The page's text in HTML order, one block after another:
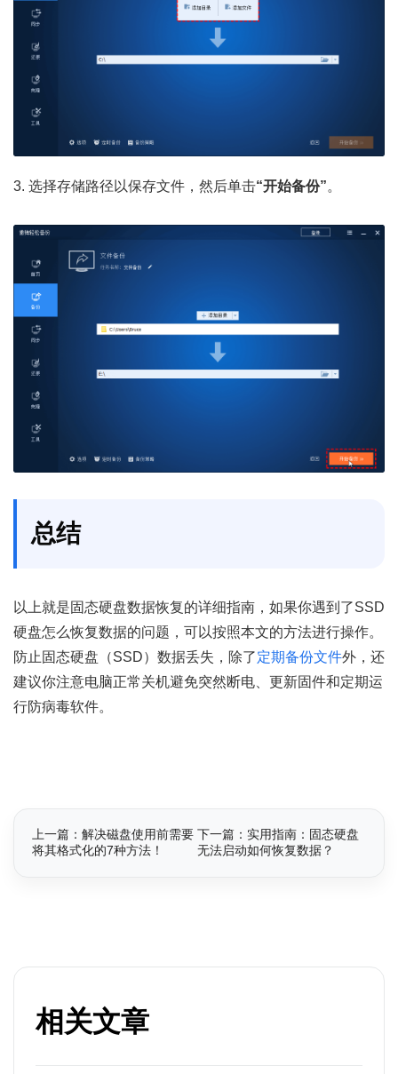
3. 选择存储路径以保存文件，然后单击“开始备份”。
总结
以上就是固态硬盘数据恢复的详细指南，如果你遇到了SSD
硬盘怎么恢复数据的问题，可以按照本文的方法进行操作。
防止固态硬盘（SSD）数据丢失，除了定期备份文件外，还
建议你注意电脑正常关机避免突然断电、更新固件和定期运
行防病毒软件。
上一篇：解决磁盘使用前需要
将其格式化的7种方法！
下一篇：实用指南：固态硬盘
无法启动如何恢复数据？
相关文章